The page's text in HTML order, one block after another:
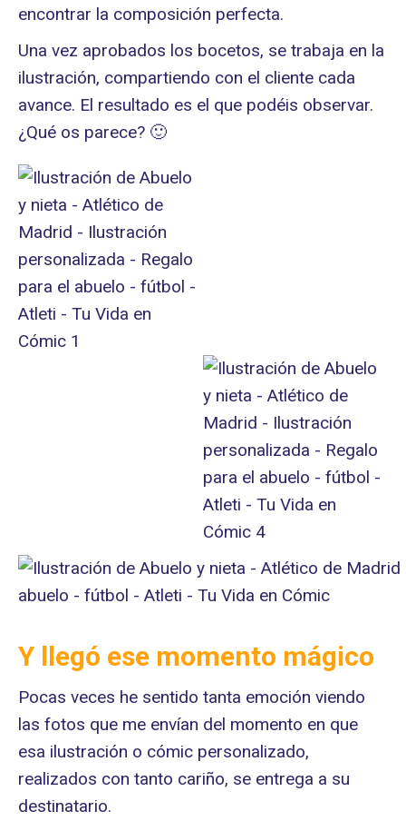
encontrar la composición perfecta.
Una vez aprobados los bocetos, se trabaja en la
ilustración, compartiendo con el cliente cada
avance. El resultado es el que podéis observar.
¿Qué os parece? 🙂
Y llegó ese momento mágico
Pocas veces he sentido tanta emoción viendo
las fotos que me envían del momento en que
esa ilustración o cómic personalizado,
realizados con tanto cariño, se entrega a su
destinatario.